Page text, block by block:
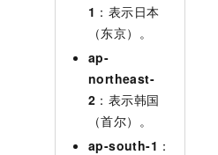
1 ：表示日本
（东京）。
ap-
northeast-
2 ：表示韩国
（首尔）。
ap-south-1 ：